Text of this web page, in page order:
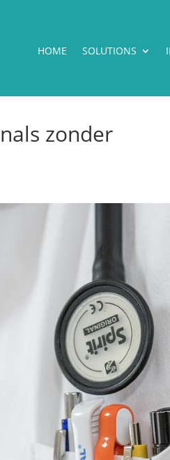
HOME SOLUTIONS
zonder